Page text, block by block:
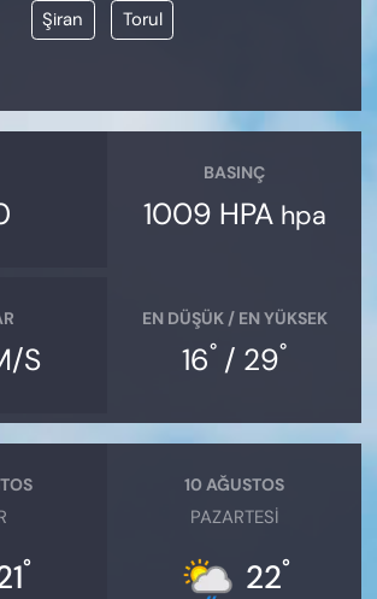
Şiran Torul
BASINÇ
1009 HPA hpa
S
EN DÜŞÜK / EN YÜKSEK
16° / 29°
°
10 AĞUSTOS
PAZARTESI
22°
HABERLERİ